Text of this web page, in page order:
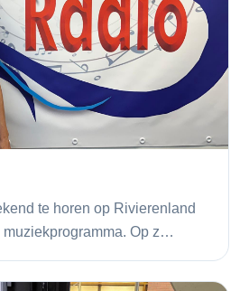
te horen op Rivierenland
muziekprogramma. Op z…